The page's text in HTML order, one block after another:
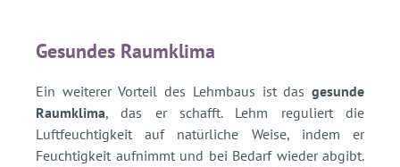
Gesundes Raumklima
Ein weiterer Vorteil des Lehmbaus ist das gesunde
Raumklima, das er schafft. Lehm reguliert die
Luftfeuchtigkeit auf natürliche Weise, indem er
Feuchtigkeit aufnimmt und bei Bedarf wieder abgibt.